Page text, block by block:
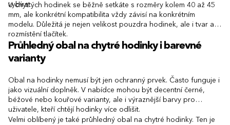
vybírat.
U chytrých hodinek se běžně setkáte s rozměry kolem 40 až 45
mm, ale konkrétní kompatibilita vždy závisí na konkrétním
modelu. Důležitá je nejen velikost pouzdra hodinek, ale i tvar a
rozmístění tlačítek.
Průhledný obal na chytré hodinky i barevné
varianty
Obal na hodinky nemusí být jen ochranný prvek. Často funguje i
jako vizuální doplněk. V nabídce mohou být decentní černé,
béžové nebo kouřové varianty, ale i výraznější barvy pro
uživatele, kteří chtějí hodinky více odlišit.
Velmi oblíbený je také průhledný obal na chytré hodinky. Ten je